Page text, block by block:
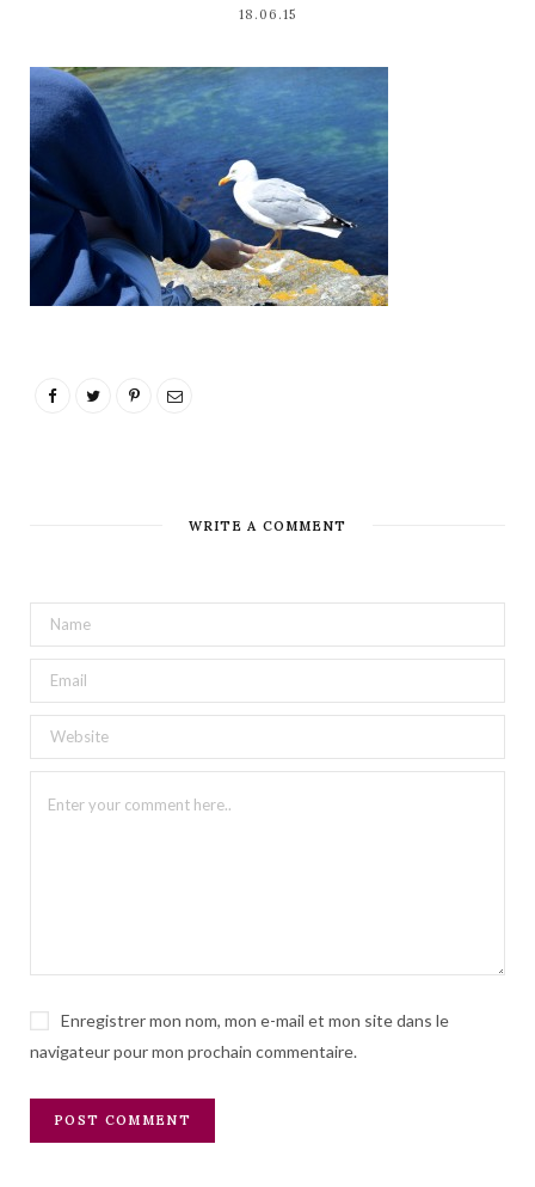
18.06.15
WRITE A COMMENT
Enregistrer mon nom, mon e-mail et mon site dans le
navigateur pour mon prochain commentaire.